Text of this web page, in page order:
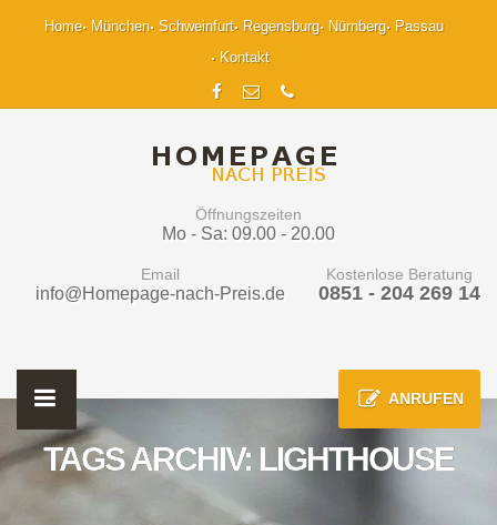
Home München Schweinfurt Regensburg Nürnberg
Passau
Kontakt
Öffnungszeiten
Mo - Sa: 09.00 - 20.00
Email
info@Homepage-nach-Preis.de
Kostenlose Beratung
0851 - 204 269 14
ANRUFEN
TAGS ARCHIV: LIGHTHOUSE